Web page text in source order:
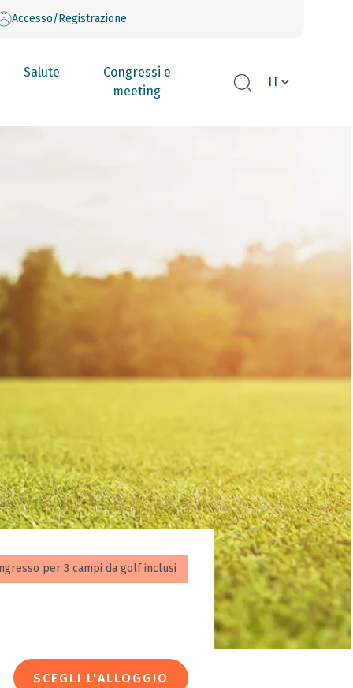
Accesso/Registrazione
Salute
Congressi e
meeting
IT
per 3 campi da golf inclusi
SCEGLI L'ALLOGGIO